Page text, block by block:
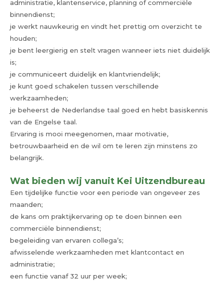
administratie, klantenservice, planning of commerciële
binnendienst;
je werkt nauwkeurig en vindt het prettig om overzicht te
houden;
je bent leergierig en stelt vragen wanneer iets niet duidelijk
is;
je communiceert duidelijk en klantvriendelijk;
je kunt goed schakelen tussen verschillende
werkzaamheden;
je beheerst de Nederlandse taal goed en hebt basiskennis
van de Engelse taal.
Ervaring is mooi meegenomen, maar motivatie,
betrouwbaarheid en de wil om te leren zijn minstens zo
belangrijk.
Wat bieden wij vanuit Kei Uitzendbureau
Een tijdelijke functie voor een periode van ongeveer zes
maanden;
de kans om praktijkervaring op te doen binnen een
commerciële binnendienst;
begeleiding van ervaren collega’s;
afwisselende werkzaamheden met klantcontact en
administratie;
een functie vanaf 32 uur per week;